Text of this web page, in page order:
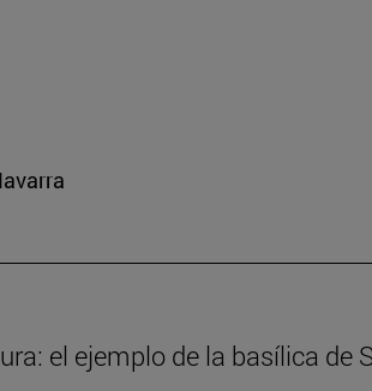
el ejemplo de la basílica de